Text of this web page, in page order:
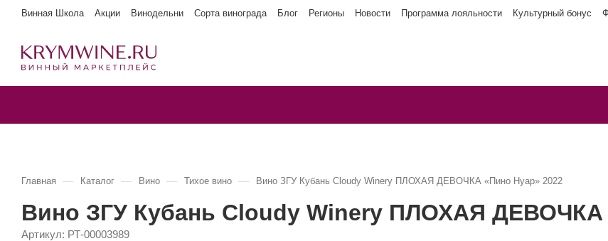
Винная Школа Акции Винодельни Сорта винограда Блог Регионы Новости Программа лояльности Культурный бонус
Главная — Каталог — Вино — Тихое вино — Вино ЗГУ Кубань Cloudy Winery ПЛОХАЯ ДЕВОЧКА «Пино Нуар» 2022
Вино ЗГУ Кубань Cloudy Winery ПЛОХАЯ ДЕВОЧКА
Артикул: РТ-00003989